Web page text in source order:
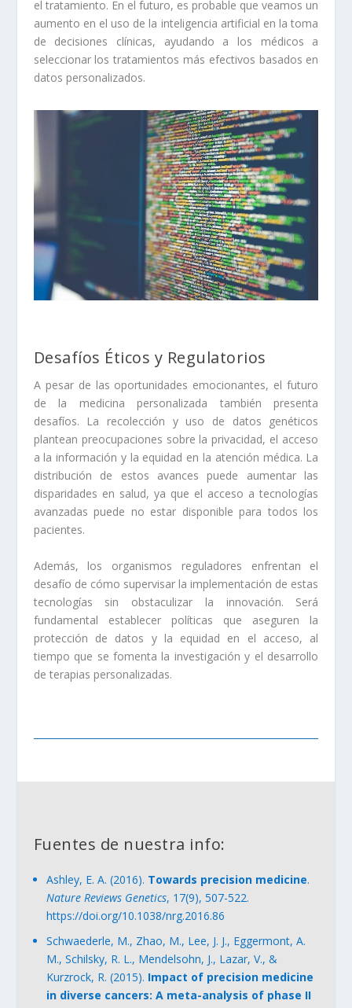
el tratamiento. En el futuro, es probable que veamos un
aumento en el uso de la inteligencia artificial en la toma
de decisiones clínicas, ayudando a los médicos a
seleccionar los tratamientos más efectivos basados en
datos personalizados.
Desafíos Éticos y Regulatorios
A pesar de las oportunidades emocionantes, el futuro
de la medicina personalizada también presenta
desafíos. La recolección y uso de datos genéticos
plantean preocupaciones sobre la privacidad, el acceso
a la información y la equidad en la atención médica. La
distribución de estos avances puede aumentar las
disparidades en salud, ya que el acceso a tecnologías
avanzadas puede no estar disponible para todos los
pacientes.
Además, los organismos reguladores enfrentan el
desafío de cómo supervisar la implementación de estas
tecnologías sin obstaculizar la innovación. Será
fundamental establecer políticas que aseguren la
protección de datos y la equidad en el acceso, al
tiempo que se fomenta la investigación y el desarrollo
de terapias personalizadas.
Fuentes de nuestra info:
Ashley, E. A. (2016). Towards precision medicine.
Nature Reviews Genetics, 17(9), 507-522.
https://doi.org/10.1038/nrg.2016.86
Schwaederle, M., Zhao, M., Lee, J. J., Eggermont, A.
M., Schilsky, R. L., Mendelsohn, J., Lazar, V., &
Kurzrock, R. (2015). Impact of precision medicine
in diverse cancers: A meta-analysis of phase II